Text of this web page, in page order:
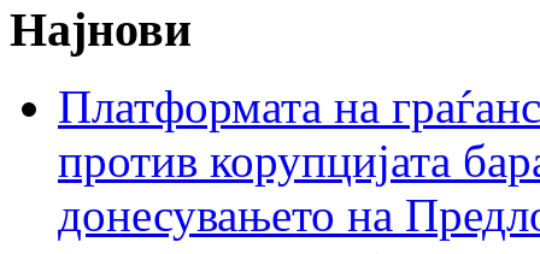
Најнови
Платформата на
против корупцијата
донесувањето на